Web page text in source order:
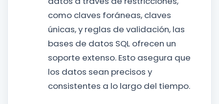
como claves foráneas, claves
únicas, y reglas de validación, las
bases de datos SQL ofrecen un
soporte extenso. Esto asegura que
los datos sean precisos y
consistentes a lo largo del tiempo.